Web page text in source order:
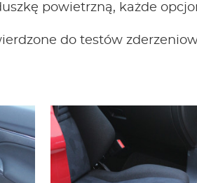
powietrzną, każde
do testów